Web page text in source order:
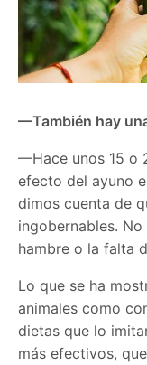
—También hay
—Hace unos 15 o
efecto del ayuno
dimos cuenta de
ingobernables.
hambre o la falta
Lo que se ha
animales como
dietas que lo
más efectivos,